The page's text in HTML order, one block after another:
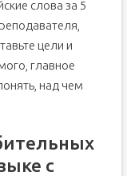
слова за 5
цели и
главное
над чем
с